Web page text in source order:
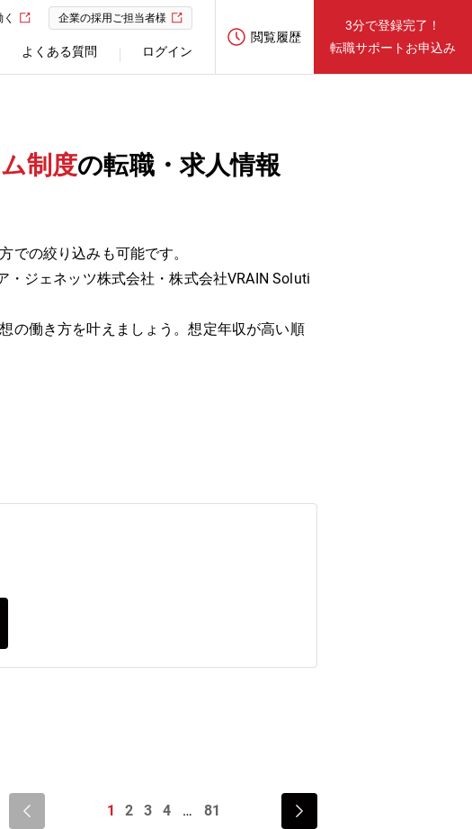
企業の採用ご担当者様
よくある質問 ログイン
閲覧履歴
3分で登録完了！
転職サポートお申込み
制度の転職・求人情報
での絞り込みも可能です。
ジェネッツ株式会社・株式会社VRAIN Soluti
の働き方を叶えましょう。想定年収が高い順
1 2 3 4 81